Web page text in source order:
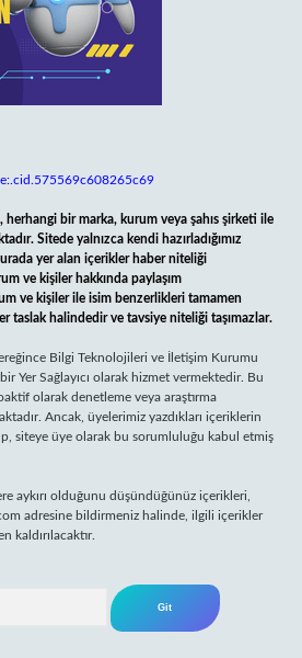
herhangi bir marka, kurum veya şahıs şirketi ile
Sitede yalnızca kendi hazırladığımız
yer alan içerikler haber niteliği
ve kişiler hakkında paylaşım
ve kişiler ile isim benzerlikleri tamamen
taslak halindedir ve tavsiye niteliği taşımazlar.
Bilgi Teknolojileri ve İletişim Kurumu
Yer Sağlayıcı olarak hizmet vermektedir. Bu
olarak denetleme veya araştırma
Ancak, üyelerimiz yazdıkları içeriklerin
siteye üye olarak bu sorumluluğu kabul etmiş
aykırı olduğunu düşündüğünüz içerikleri,
adresine bildirmeniz halinde, ilgili içerikler
kaldırılacaktır.